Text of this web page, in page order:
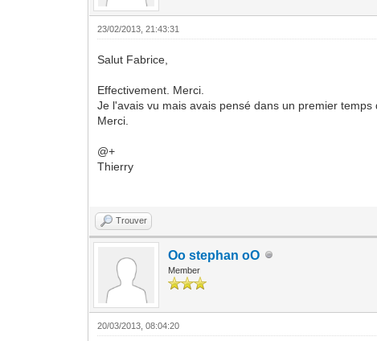
23/02/2013, 21:43:31
Salut Fabrice,
Effectivement. Merci.
Je l'avais vu mais avais pensé dans un premier
Merci.
@+
Thierry
Trouver
Oo stephan oO
Member
20/03/2013, 08:04:20